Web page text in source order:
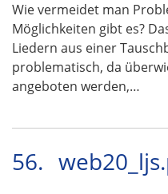
Wie vermeidet man
Möglichkeiten gibt es?
Liedern aus einer
problematisch, da
angeboten werden,…
56.